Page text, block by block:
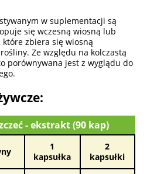
w suplementacji są
się wczesną wiosną lub
które zbiera się wiosną
Ze względu na kolczastą
porównywana jest z wyglądu do
- ekstrakt (90 kap)
1
kapsułka
2
kapsułki